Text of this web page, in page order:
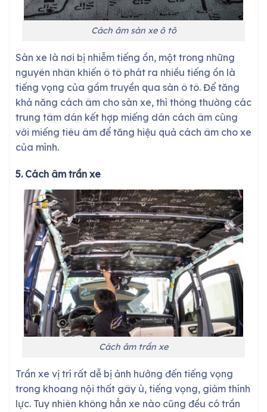
Cách âm sàn xe ô tô
Sàn xe là nơi bị nhiễm tiếng ồn, một trong những
nguyên nhân khiến ô tô phát ra nhiều tiếng ồn là
tiếng vọng của gầm truyền qua sàn ô tô. Để tăng
khả năng cách âm cho sàn xe, thì thông thường các
trung tâm dán kết hợp miếng dán cách âm cùng
với miếng tiêu âm để tăng hiệu quả cách âm cho xe
của mình.
5. Cách âm trần xe
Cách âm trần xe
Trần xe vị trí rất dễ bị ảnh hưởng đến tiếng vọng
trong khoang nội thất gây ù, tiếng vọng, giảm thính
lực. Tuy nhiên không hẳn xe nào cũng đều có trần